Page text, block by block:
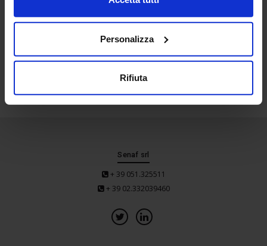
Personalizza
Rifiuta
Senaf srl
+ 39 051.325511
+ 39 02.332039460